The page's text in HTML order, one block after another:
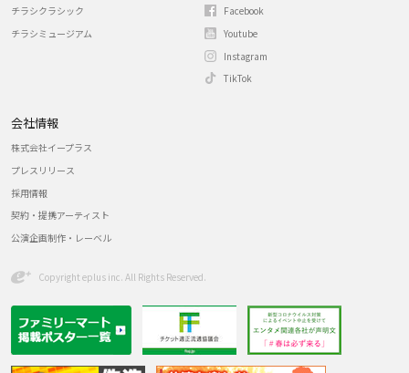
チラシクラシック
チラシミュージアム
Facebook
Youtube
Instagram
TikTok
会社情報
株式会社イープラス
プレスリリース
採用情報
契約・提携アーティスト
公演企画制作・レーベル
Copyright eplus inc. All Rights Reserved.